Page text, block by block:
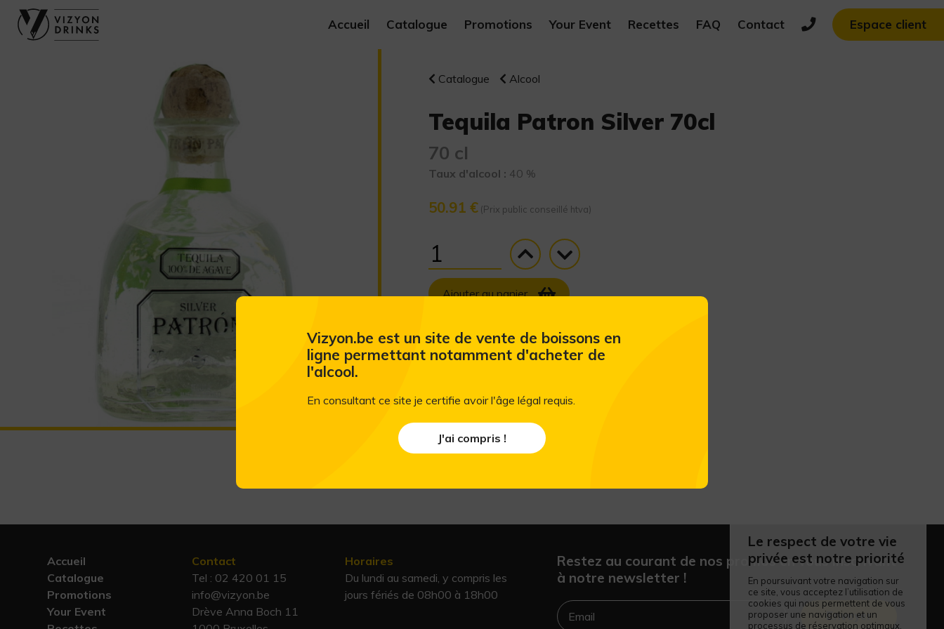
Accueil Catalogue Promotions Your Event Recettes FAQ Contact Espace client
Catalogue Alcool
Tequila Patron Silver 70cl
70 cl
Taux d'alcool : 40 %
50.91 €(Prix public conseillé htva)
Ajouter au panier
Accueil
Catalogue
Promotions
Your Event
Contact
Tel : 02 420 01 15
info@vizyon.be
Drève Anna Boch 11
Horaires
Du lundi au samedi, y compris les
jours fériés de 08h00 à 18h00
Restez au courant de nos promos en vous inscrivant
à notre newsletter !
Envoyer
Le respect de votre vie
privée est notre priorité
En poursuivant votre navigation sur
ce site, vous acceptez l’utilisation de
cookies qui nous permettent de vous
proposer une navigation et un
processus de réservation optimaux.
Vizyon.be est un site de vente de boissons en
ligne permettant notamment d'acheter de
l'alcool.
En consultant ce site je certifie avoir l'âge légal requis.
J'ai compris !